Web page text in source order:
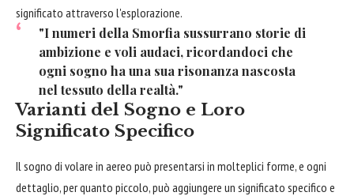
significato attraverso l'esplorazione.
"I numeri della Smorfia sussurrano storie di
ambizione e voli audaci, ricordandoci che
ogni sogno ha una sua risonanza nascosta
nel tessuto della realtà."
Varianti del Sogno e Loro
Significato Specifico
Il sogno di volare in aereo può presentarsi in molteplici forme, e ogni
dettaglio, per quanto piccolo, può aggiungere un significato specifico e